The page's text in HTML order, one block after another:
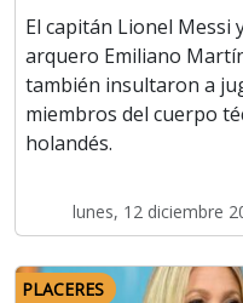
El capitán Lionel Messi
arquero Emiliano
también insultaron a
miembros del cuerpo
holandés.
lunes, 12 diciembre
PLACERES